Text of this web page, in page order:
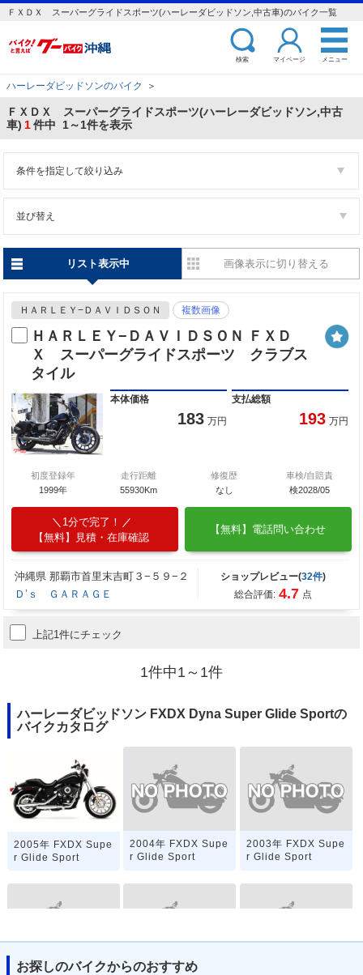
ＦＸＤＸ スーパーグライドスポーツ(ハーレーダビッドソン,中古車)のバイク一覧
検索 マイページ メニュー
ハーレーダビッドソンのバイク ＞
ＦＸＤＸ スーパーグライドスポーツ(ハーレーダビッドソン,中古
車) 1件中 1～1件を表示
条件を指定して絞り込み
並び替え
リスト表示中 画像表示に切り替える
ＨＡＲＬＥＹ−ＤＡＶＩＤＳＯＮ 複数画像
ＨＡＲＬＥＹ−ＤＡＶＩＤＳＯＮ ＦＸＤ
Ｘ スーパーグライドスポーツ クラブス
タイル
本体価格
183 万円
支払総額
193 万円
初度登録年
1999年
走行距離
55930Km
修復歴
なし
車検/自賠責
検2028/05
1分で完了！
【無料】見積・在庫確認
【無料】電話問い合わせ
沖縄県 那覇市首里末吉町３−５９−２
Ｄ’ｓ ＧＡＲＡＧＥ
ショップレビュー(32件)
総合評価: 4.7 点
上記1件にチェック
1件中1～1件
ハーレーダビッドソン FXDX Dyna Super Glide Sportの
バイクカタログ
2005年 FXDX Supe
r Glide Sport
2004年 FXDX Supe
r Glide Sport
2003年 FXDX Supe
r Glide Sport
お探しのバイクからのおすすめ